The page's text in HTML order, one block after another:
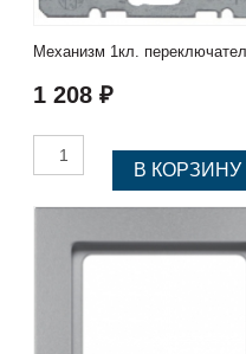
Механизм 1кл.
1 208 ₽